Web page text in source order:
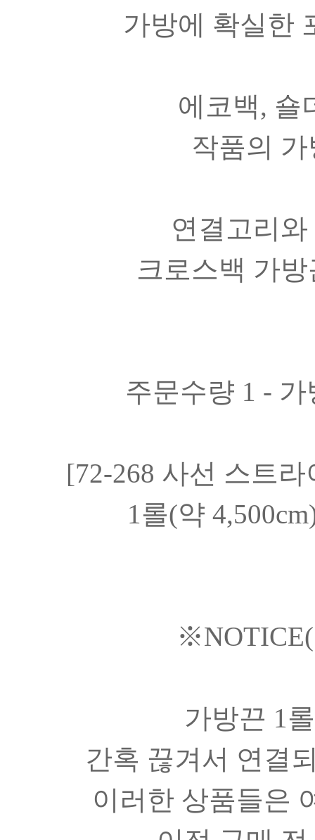
가방에 확실한
에코백, 숄
작품의
연결고리
크로스백 가
주문수량 1 -
[72-268 사선 스트
1롤(약
가방끈 1
간혹 끊겨서 연결
이러한 상품들은